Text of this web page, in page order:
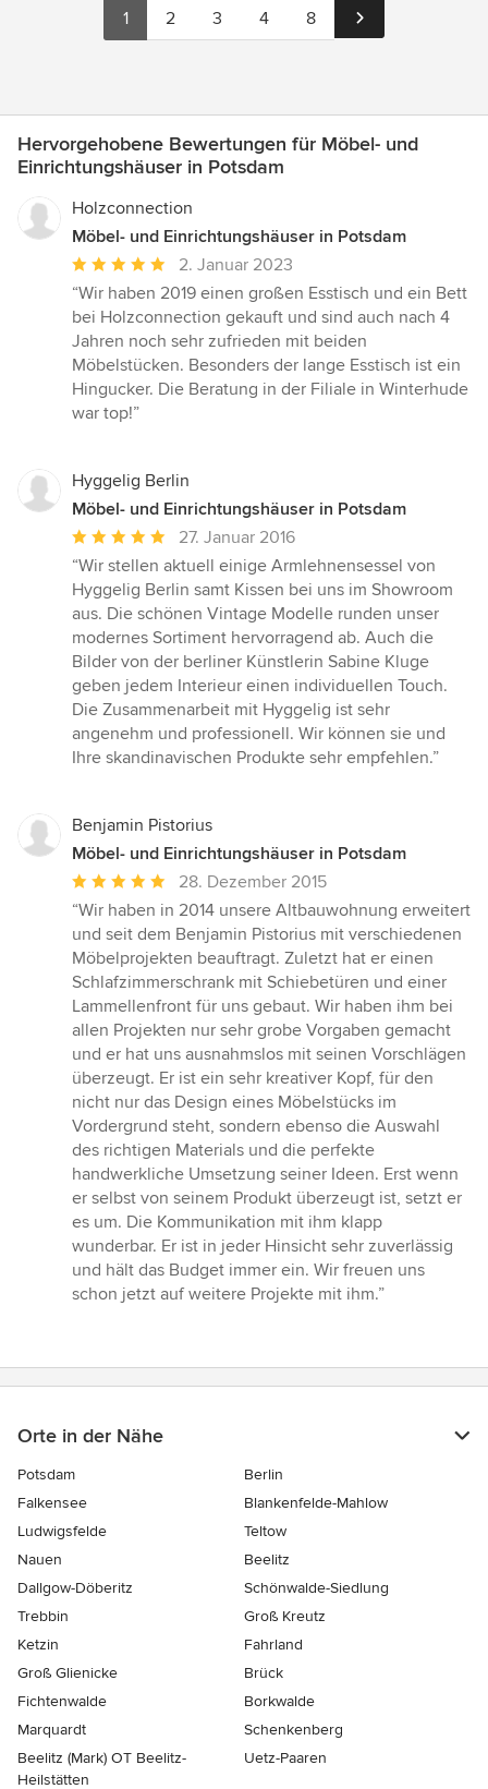
1 2 3 4 8
Hervorgehobene Bewertungen für Möbel- und
Einrichtungshäuser in Potsdam
Holzconnection
Möbel- und Einrichtungshäuser in Potsdam
Durchschnittliche
Bewertung:
5
von
5
Sternen
2. Januar 2023
“Wir haben 2019 einen großen Esstisch und ein Bett
bei Holzconnection gekauft und sind auch nach 4
Jahren noch sehr zufrieden mit beiden
Möbelstücken. Besonders der lange Esstisch ist ein
Hingucker. Die Beratung in der Filiale in Winterhude
war top!”
Hyggelig Berlin
Möbel- und Einrichtungshäuser in Potsdam
Durchschnittliche
Bewertung:
5
von
5
Sternen
27. Januar 2016
“Wir stellen aktuell einige Armlehnensessel von
Hyggelig Berlin samt Kissen bei uns im Showroom
aus. Die schönen Vintage Modelle runden unser
modernes Sortiment hervorragend ab. Auch die
Bilder von der berliner Künstlerin Sabine Kluge
geben jedem Interieur einen individuellen Touch.
Die Zusammenarbeit mit Hyggelig ist sehr
angenehm und professionell. Wir können sie und
Ihre skandinavischen Produkte sehr empfehlen.”
Benjamin Pistorius
Möbel- und Einrichtungshäuser in Potsdam
Durchschnittliche
Bewertung:
5
von
5
Sternen
28. Dezember 2015
“Wir haben in 2014 unsere Altbauwohnung erweitert
und seit dem Benjamin Pistorius mit verschiedenen
Möbelprojekten beauftragt. Zuletzt hat er einen
Schlafzimmerschrank mit Schiebetüren und einer
Lammellenfront für uns gebaut. Wir haben ihm bei
allen Projekten nur sehr grobe Vorgaben gemacht
und er hat uns ausnahmslos mit seinen Vorschlägen
überzeugt. Er ist ein sehr kreativer Kopf, für den
nicht nur das Design eines Möbelstücks im
Vordergrund steht, sondern ebenso die Auswahl
des richtigen Materials und die perfekte
handwerkliche Umsetzung seiner Ideen. Erst wenn
er selbst von seinem Produkt überzeugt ist, setzt er
es um. Die Kommunikation mit ihm klapp
wunderbar. Er ist in jeder Hinsicht sehr zuverlässig
und hält das Budget immer ein. Wir freuen uns
schon jetzt auf weitere Projekte mit ihm.”
Orte in der Nähe
Potsdam
Berlin
Falkensee
Blankenfelde-Mahlow
Ludwigsfelde
Teltow
Nauen
Beelitz
Dallgow-Döberitz
Schönwalde-Siedlung
Trebbin
Groß Kreutz
Ketzin
Fahrland
Groß Glienicke
Brück
Fichtenwalde
Borkwalde
Marquardt
Schenkenberg
Beelitz (Mark) OT Beelitz-
Heilstätten
Uetz-Paaren